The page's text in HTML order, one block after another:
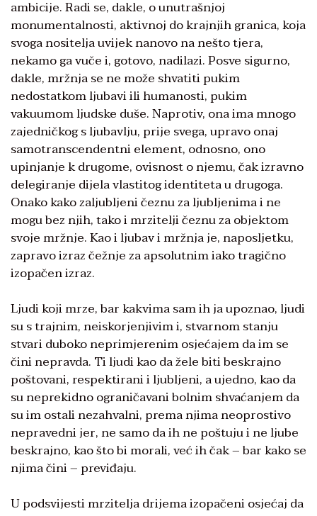
ambicije. Radi se, dakle, o unutrašnjoj
monumentalnosti, aktivnoj do krajnjih granica, koja
svoga nositelja uvijek nanovo na nešto tjera,
nekamo ga vuče i, gotovo, nadilazi. Posve sigurno,
dakle, mržnja se ne može shvatiti pukim
nedostatkom ljubavi ili humanosti, pukim
vakuumom ljudske duše. Naprotiv, ona ima mnogo
zajedničkog s ljubavlju, prije svega, upravo onaj
samotranscendentni element, odnosno, ono
upinjanje k drugome, ovisnost o njemu, čak izravno
delegiranje dijela vlastitog identiteta u drugoga.
Onako kako zaljubljeni čeznu za ljubljenima i ne
mogu bez njih, tako i mrzitelji čeznu za objektom
svoje mržnje. Kao i ljubav i mržnja je, naposljetku,
zapravo izraz čežnje za apsolutnim iako tragično
izopačen izraz.
Ljudi koji mrze, bar kakvima sam ih ja upoznao, ljudi
su s trajnim, neiskorjenjivim i, stvarnom stanju
stvari duboko neprimjerenim osjećajem da im se
čini nepravda. Ti ljudi kao da žele biti beskrajno
poštovani, respektirani i ljubljeni, a ujedno, kao da
su neprekidno ograničavani bolnim shvaćanjem da
su im ostali nezahvalni, prema njima neoprostivo
nepravedni jer, ne samo da ih ne poštuju i ne ljube
beskrajno, kao što bi morali, već ih čak – bar kako se
njima čini – previđaju.
U podsvijesti mrzitelja drijema izopačeni osjećaj da